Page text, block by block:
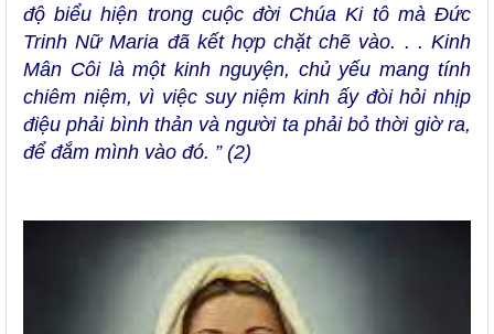
độ biểu hiện trong cuộc đời Chúa Ki tô mà Đức
Trinh Nữ Maria đã kết hợp chặt chẽ vào. . . Kinh
Mân Côi là một kinh nguyện, chủ yếu mang tính
chiêm niệm, vì việc suy niệm kinh ấy đòi hỏi nhịp
điệu phải bình thản và người ta phải bỏ thời giờ ra,
để đắm mình vào đó. ” (2)